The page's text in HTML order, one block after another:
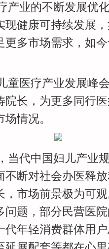
产业的不断发展优
现健康可持续发展
更多市场需求，如
童医疗产业发展峰
院长，为更多同行
情况。
当代中国妇儿产业
不断对社会办医释
，市场前景极为可
问题，部分民营医
代年轻消费群体用